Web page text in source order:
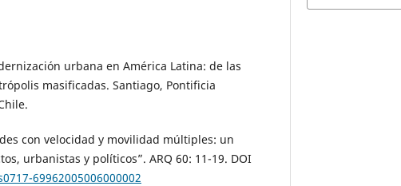
urbana en América Latina: de las
masificadas. Santiago, Pontificia
con velocidad y movilidad múltiples: un
urbanistas y políticos”. ARQ 60: 11-19. DOI
69962005006000002